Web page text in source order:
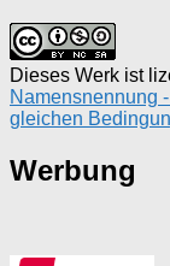
Dieses Werk ist
Namensnennung
gleichen
Werbung